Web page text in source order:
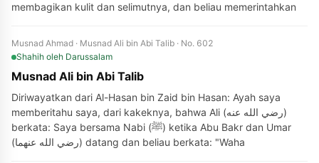
membagikan kulit dan selimutnya, dan beliau memerintahkan
Musnad Ahmad · Musnad Ali bin Abi Talib · No. 602
Shahih oleh Darussalam
Musnad Ali bin Abi Talib
Diriwayatkan dari Al-Hasan bin Zaid bin Hasan: Ayah saya
memberitahu saya, dari kakeknya, bahwa Ali (رضي الله عنه)
berkata: Saya bersama Nabi (ﷺ) ketika Abu Bakr dan Umar
(رضي الله عنهما) datang dan beliau berkata: "Waha